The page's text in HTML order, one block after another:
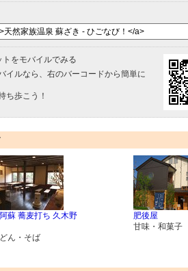
をモバイルでみる
イルなら、右のバーコードから簡単に
ち歩こう！
蘇 蕎麦打ち 久木野
ん・そば
肥後屋
甘味・和菓子